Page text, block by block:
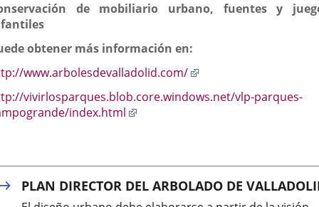
de mobiliario urbano, fuentes y
obtener más información en:
www.arbolesdevalladolid.com/
una
vivirlosparques.blob.core.windows.net/vlp-parques-
index.html
PLAN DIRECTOR DEL ARBOLADO DE